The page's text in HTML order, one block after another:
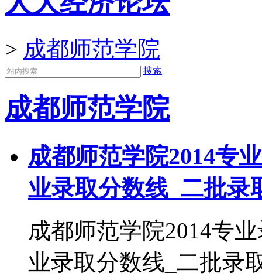
> 成都师范学院
搜索
成都师范学院
成都师范学院2014专
业录取分数线_二批录
成都师范学院2014专
业录取分数线_二批录